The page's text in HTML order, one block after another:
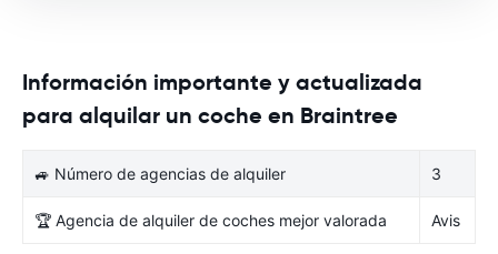
Información importante y actualizada
para alquilar un coche en Braintree
🚙 Número de agencias de alquiler 3
🏆 Agencia de alquiler de coches mejor valorada Avis